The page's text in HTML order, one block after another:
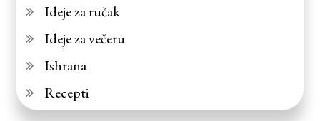
Ideje za ručak
Ideje za večeru
Ishrana
Recepti